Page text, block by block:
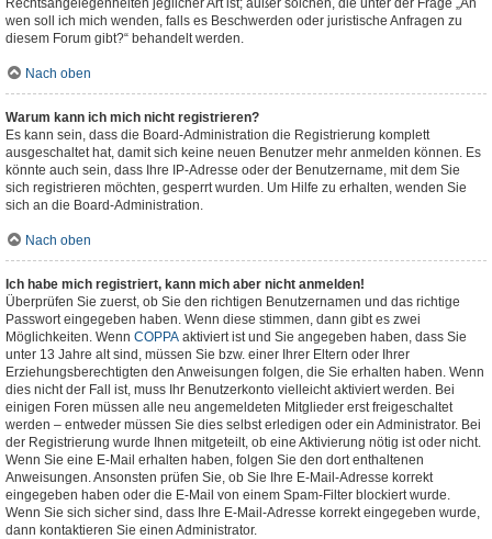
Rechtsangelegenheiten jeglicher Art ist; außer solchen, die unter der Frage „An
wen soll ich mich wenden, falls es Beschwerden oder juristische Anfragen zu
diesem Forum gibt?“ behandelt werden.
Nach oben
Warum kann ich mich nicht registrieren?
Es kann sein, dass die Board-Administration die Registrierung komplett
ausgeschaltet hat, damit sich keine neuen Benutzer mehr anmelden können. Es
könnte auch sein, dass Ihre IP-Adresse oder der Benutzername, mit dem Sie
sich registrieren möchten, gesperrt wurden. Um Hilfe zu erhalten, wenden Sie
sich an die Board-Administration.
Nach oben
Ich habe mich registriert, kann mich aber nicht anmelden!
Überprüfen Sie zuerst, ob Sie den richtigen Benutzernamen und das richtige
Passwort eingegeben haben. Wenn diese stimmen, dann gibt es zwei
Möglichkeiten. Wenn COPPA aktiviert ist und Sie angegeben haben, dass Sie
unter 13 Jahre alt sind, müssen Sie bzw. einer Ihrer Eltern oder Ihrer
Erziehungsberechtigten den Anweisungen folgen, die Sie erhalten haben. Wenn
dies nicht der Fall ist, muss Ihr Benutzerkonto vielleicht aktiviert werden. Bei
einigen Foren müssen alle neu angemeldeten Mitglieder erst freigeschaltet
werden – entweder müssen Sie dies selbst erledigen oder ein Administrator. Bei
der Registrierung wurde Ihnen mitgeteilt, ob eine Aktivierung nötig ist oder nicht.
Wenn Sie eine E-Mail erhalten haben, folgen Sie den dort enthaltenen
Anweisungen. Ansonsten prüfen Sie, ob Sie Ihre E-Mail-Adresse korrekt
eingegeben haben oder die E-Mail von einem Spam-Filter blockiert wurde.
Wenn Sie sich sicher sind, dass Ihre E-Mail-Adresse korrekt eingegeben wurde,
dann kontaktieren Sie einen Administrator.